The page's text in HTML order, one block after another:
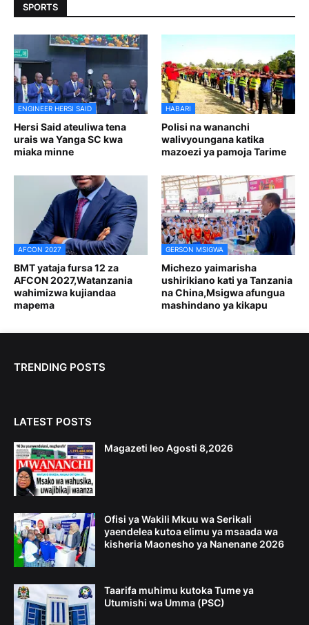
SPORTS
ENGINEER HERSI SAID
Hersi Said ateuliwa tena
urais wa Yanga SC kwa
miaka minne
HABARI
Polisi na wananchi
walivyoungana katika
mazoezi ya pamoja Tarime
AFCON 2027
BMT yataja fursa 12 za
AFCON 2027,Watanzania
wahimizwa kujiandaa
mapema
GERSON MSIGWA
Michezo yaimarisha
ushirikiano kati ya Tanzania
na China,Msigwa afungua
mashindano ya kikapu
TRENDING POSTS
LATEST POSTS
Magazeti leo Agosti 8,2026
Ofisi ya Wakili Mkuu wa Serikali
yaendelea kutoa elimu ya msaada wa
kisheria Maonesho ya Nanenane 2026
Taarifa muhimu kutoka Tume ya
Utumishi wa Umma (PSC)